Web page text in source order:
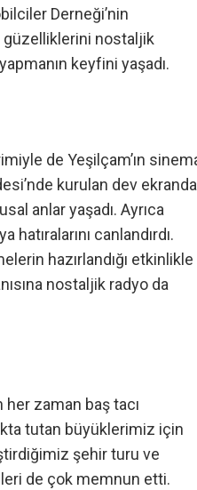
Derneği’nin
güzelliklerini nostaljik
keyfini yaşadı.
de Yeşilçam’ın
kurulan dev ekranda
anlar yaşadı. Ayrıca
canlandırdı.
hazırlandığı etkinlikle
nostaljik radyo da
zaman baş tacı
tutan büyüklerimiz için
şehir turu ve
de çok memnun etti.